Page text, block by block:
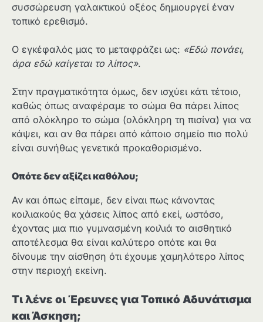
συσσώρευση γαλακτικού οξέος δημιουργεί έναν
τοπικό ερεθισμό.
Ο εγκέφαλός μας το μεταφράζει ως: «Εδώ πονάει,
άρα εδώ καίγεται το λίπος».
Στην πραγματικότητα όμως, δεν ισχύει κάτι τέτοιο,
καθώς όπως αναφέραμε το σώμα θα πάρει λίπος
από ολόκληρο το σώμα (ολόκληρη τη πισίνα) για να
κάψει, και αν θα πάρει από κάποιο σημείο πιο πολύ
είναι συνήθως γενετικά προκαθορισμένο.
Οπότε δεν αξίζει καθόλου;
Αν και όπως είπαμε, δεν είναι πως κάνοντας
κοιλιακούς θα χάσεις λίπος από εκεί, ωστόσο,
έχοντας μια πιο γυμνασμένη κοιλιά το αισθητικό
αποτέλεσμα θα είναι καλύτερο οπότε και θα
δίνουμε την αίσθηση ότι έχουμε χαμηλότερο λίπος
στην περιοχή εκείνη.
Τι λένε οι Έρευνες για Τοπικό Αδυνάτισμα
και Άσκηση;